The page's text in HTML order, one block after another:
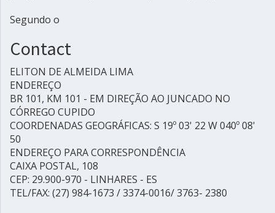
Segundo o
Contact
ELITON DE ALMEIDA LIMA
ENDEREÇO
BR 101, KM 101 - EM DIREÇÃO AO JUNCADO NO
CÓRREGO CUPIDO
COORDENADAS GEOGRÁFICAS: S 19º 03' 22 W 040º 08'
50
ENDEREÇO PARA CORRESPONDÊNCIA
CAIXA POSTAL, 108
CEP: 29.900-970 - LINHARES - ES
TEL/FAX: (27) 984-1673 / 3374-0016/ 3763- 2380